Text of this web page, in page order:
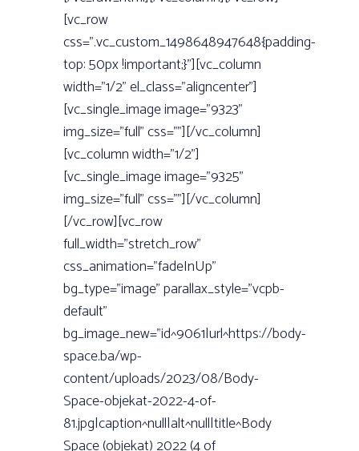
[vc_row
css=”.vc_custom_1498648947648{padding-
top: 50px !important;}”][vc_column
width=”1/2” el_class=”aligncenter”]
[vc_single_image image=”9323”
img_size=”full” css=””][/vc_column]
[vc_column width=”1/2”]
[vc_single_image image=”9325”
img_size=”full” css=””][/vc_column]
[/vc_row][vc_row
full_width=”stretch_row”
css_animation=”fadeInUp”
bg_type=”image” parallax_style=”vcpb-
default”
bg_image_new=”id^9061|url^https://body-
space.ba/wp-
content/uploads/2023/08/Body-
Space-objekat-2022-4-of-
81.jpg|caption^null|alt^null|title^Body
Space (objekat) 2022 (4 of